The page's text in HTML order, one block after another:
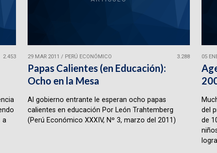
2.453
a
29 MAR 2011 / PERÚ ECONÓMICO 3.288
Papas Calientes (en Educación):
Ocho en la Mesa
Al gobierno entrante le esperan ocho papas
calientes en educación Por León Trahtemberg
(Perú Económico XXXIV, Nº 3, marzo del 2011)
05
del
de